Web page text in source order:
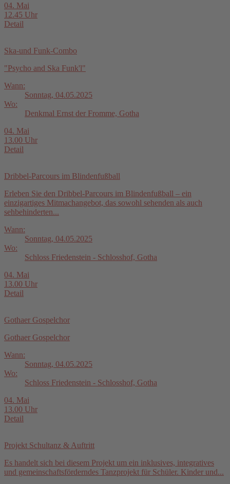
04. Mai
12.45 Uhr
Detail
Ska-und Funk-Combo
"Psycho and Ska Funk'l"
Wann:
Sonntag, 04.05.2025
Wo:
Denkmal Ernst der Fromme, Gotha
04. Mai
13.00 Uhr
Detail
Dribbel-Parcours im Blindenfußball
Erleben Sie den Dribbel-Parcours im Blindenfußball – ein
einzigartiges Mitmachangebot, das sowohl sehenden als auch
sehbehinderten...
Wann:
Sonntag, 04.05.2025
Wo:
Schloss Friedenstein - Schlosshof, Gotha
04. Mai
13.00 Uhr
Detail
Gothaer Gospelchor
Gothaer Gospelchor
Wann:
Sonntag, 04.05.2025
Wo:
Schloss Friedenstein - Schlosshof, Gotha
04. Mai
13.00 Uhr
Detail
Projekt Schultanz & Auftritt
Es handelt sich bei diesem Projekt um ein inklusives, integratives
und gemeinschaftsförderndes Tanzprojekt für Schüler. Kinder und...